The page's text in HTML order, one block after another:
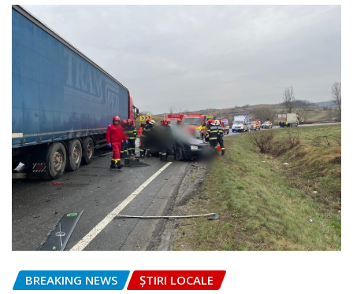
BREAKING NEWS ȘTIRI LOCALE